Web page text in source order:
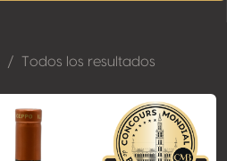
Todos los resultados